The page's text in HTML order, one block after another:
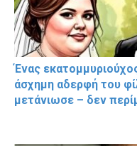
Ένας
άσχημη αδερφή του
μετάνιωσε – δεν